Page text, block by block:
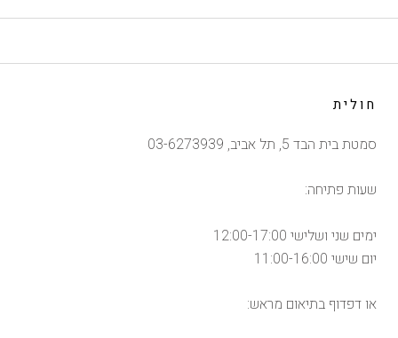
חולית
סמטת בית הבד 5, תל אביב, 03-6273939
שעות פתיחה:
ימים שני ושלישי 12:00-17:00
יום שישי 11:00-16:00
או דפדוף בתיאום מראש: